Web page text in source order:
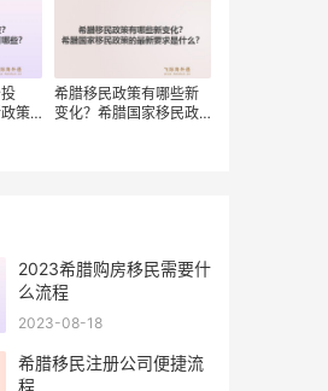
策
希腊移民政策有哪些新
变化？希腊国家移民政
2023希腊购房移民需要什
么流程
2023-08-18
希腊移民注册公司便捷流
程